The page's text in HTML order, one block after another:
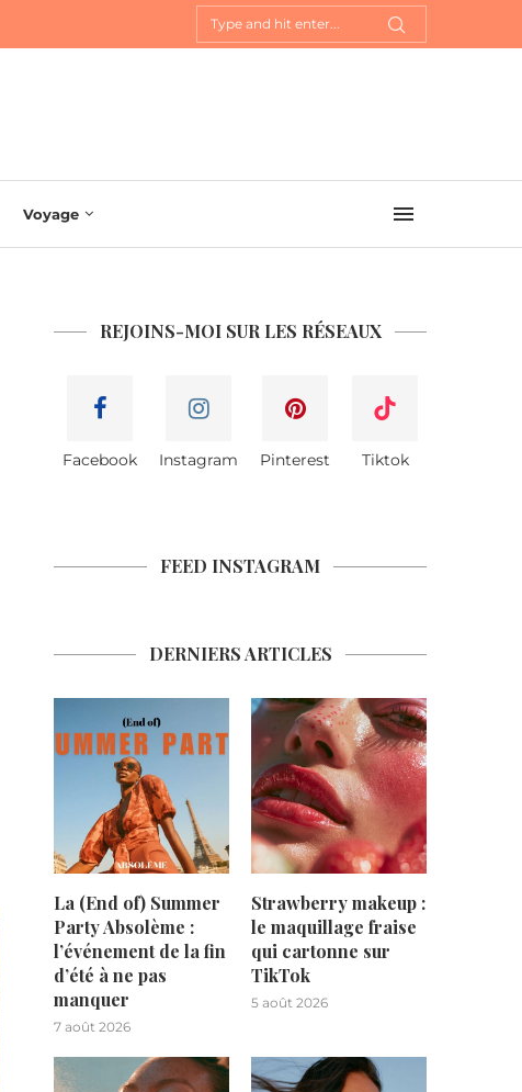
Voyage
REJOINS-MOI SUR LES RÉSEAUX
Facebook Instagram Pinterest Tiktok
FEED INSTAGRAM
DERNIERS ARTICLES
La (End of) Summer
Party Absolème :
l’événement de la fin
d’été à ne pas
manquer
7 août 2026
Strawberry makeup :
le maquillage fraise
qui cartonne sur
TikTok
5 août 2026